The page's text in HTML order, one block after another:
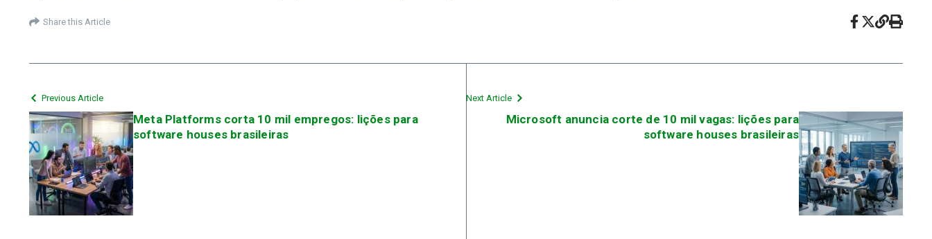
Share this Article
Previous Article
Meta Platforms corta 10 mil empregos: lições para
software houses brasileiras
Next Article
Microsoft anuncia corte de 10 mil vagas: lições para
software houses brasileiras